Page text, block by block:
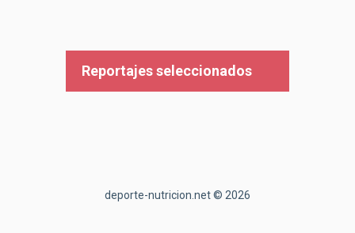
Reportajes seleccionados
deporte-nutricion.net © 2026